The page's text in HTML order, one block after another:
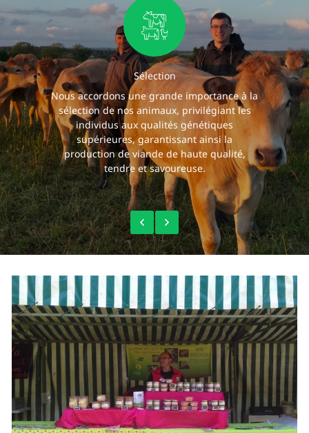
Sélection
Nous accordons une grande importance à la
sélection de nos animaux, privilégiant les
individus aux qualités génétiques
supérieures, garantissant ainsi la
production de viande de haute qualité,
tendre et savoureuse.